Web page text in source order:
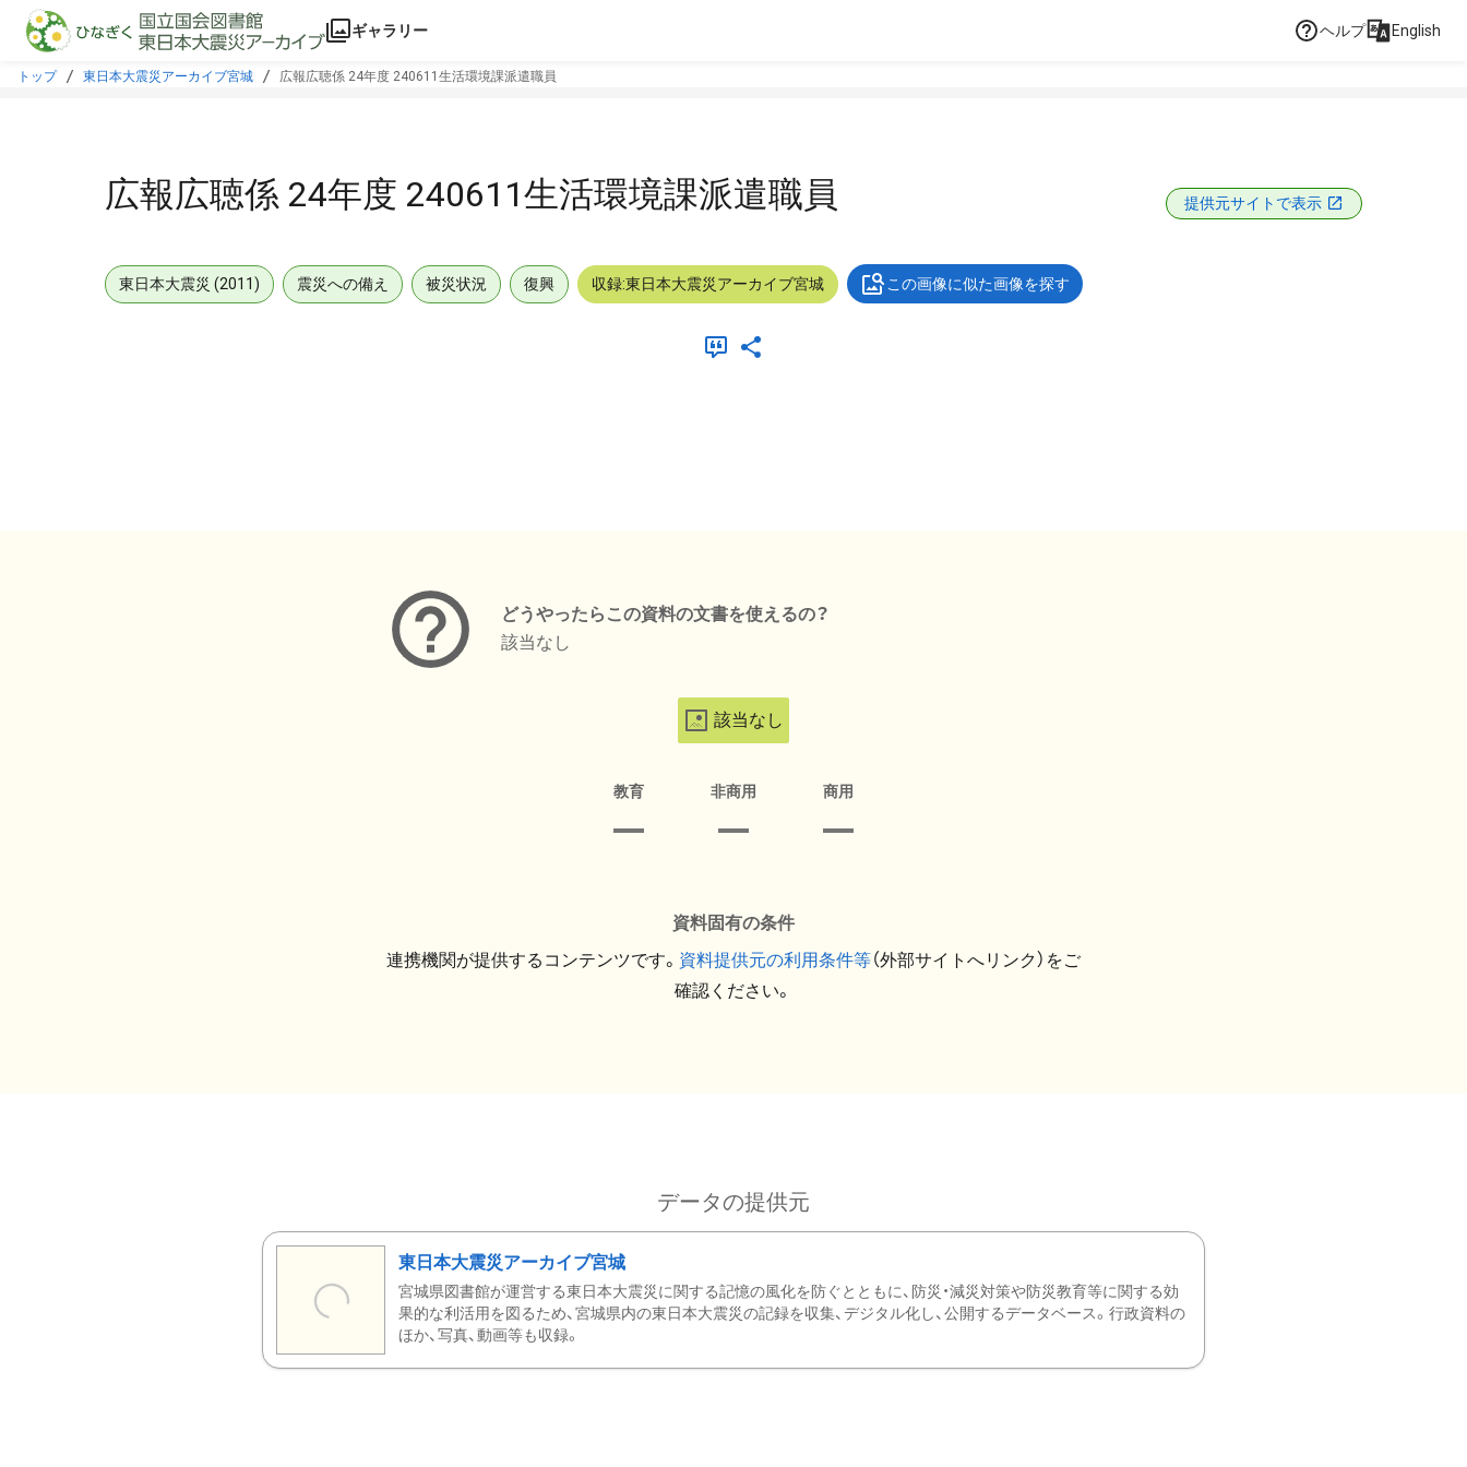
本文に飛ぶ
ギャラリー ヘルプ English
トップ 東日本大震災アーカイブ宮城 広報広聴係 24年度 240611生活環境課派遣職員
広報広聴係 24年度 240611生活環境課派遣職員 提供元サイトで表示
東日本大震災 (2011) 震災への備え 被災状況 復興 収録:東日本大震災アーカイブ宮城 この画像に似た画像を探す
どうやったらこの資料の文書を使えるの？
該当なし
該当なし
教育 非商用 商用
資料固有の条件
連携機関が提供するコンテンツです。 資料提供元の利用条件等（外部サイトへリンク）をご
確認ください。
データの提供元
東日本大震災アーカイブ宮城
宮城県図書館が運営する東日本大震災に関する記憶の風化を防ぐとともに、防災・減災対策や防災教育等に関する効
果的な利活用を図るため、宮城県内の東日本大震災の記録を収集、デジタル化し、公開するデータベース。行政資料の
ほか、写真、動画等も収録。